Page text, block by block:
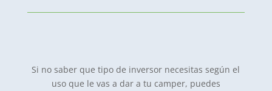
Si no saber que tipo de inversor necesitas según el
uso que le vas a dar a tu camper, puedes